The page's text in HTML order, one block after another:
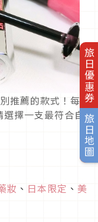
旅日優惠券
旅日地圖
推薦的款式！每
擇一支最符合自
妝 、 日本限定 、 美